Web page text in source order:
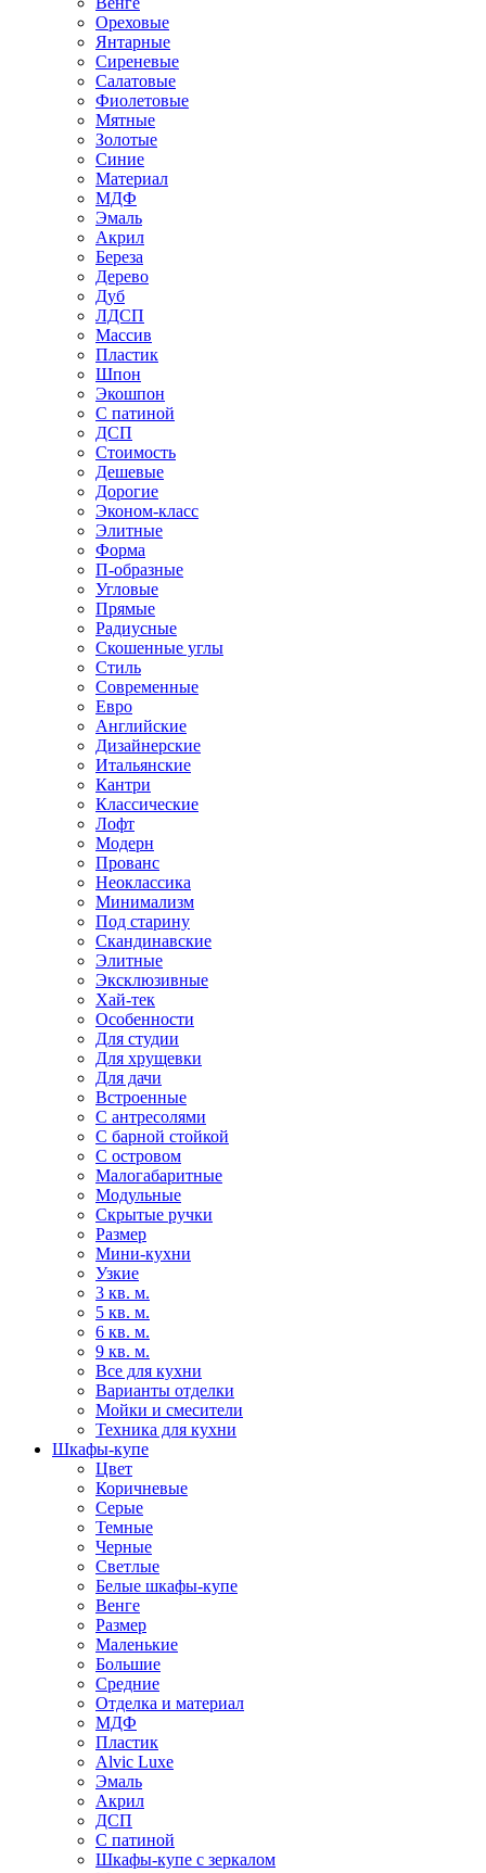
Ореховые
Янтарные
Сиреневые
Салатовые
Фиолетовые
Мятные
Золотые
Синие
Материал
МДФ
Эмаль
Акрил
Береза
Дерево
Дуб
ЛДСП
Массив
Пластик
Шпон
Экошпон
С патиной
ДСП
Стоимость
Дешевые
Дорогие
Эконом-класс
Элитные
Форма
П-образные
Угловые
Прямые
Радиусные
Скошенные углы
Стиль
Современные
Евро
Английские
Дизайнерские
Итальянские
Кантри
Классические
Лофт
Модерн
Прованс
Неоклассика
Минимализм
Под старину
Скандинавские
Элитные
Эксклюзивные
Хай-тек
Особенности
Для студии
Для хрущевки
Для дачи
Встроенные
С антресолями
С барной стойкой
С островом
Малогабаритные
Модульные
Скрытые ручки
Размер
Мини-кухни
Узкие
3 кв. м.
5 кв. м.
6 кв. м.
9 кв. м.
Все для кухни
Варианты отделки
Мойки и смесители
Техника для кухни
Шкафы-купе
Цвет
Коричневые
Серые
Темные
Черные
Светлые
Белые шкафы-купе
Венге
Размер
Маленькие
Большие
Средние
Отделка и материал
МДФ
Пластик
Alvic Luxe
Эмаль
Акрил
ДСП
С патиной
Шкафы-купе с зеркалом